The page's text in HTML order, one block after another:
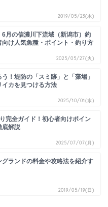
2019/05/23(木)
6月の信濃川下流域（新潟市）釣
向け人気魚種・ポイント・釣り方
2025/05/27(火)
！堤防の「スミ跡」と「藻場」
イカを見つける方法
2025/10/01(水)
完全ガイド！初心者向けポイン
底解説
2025/07/07(月)
グランドの料金や攻略法を紹介す
2019/05/19(日)